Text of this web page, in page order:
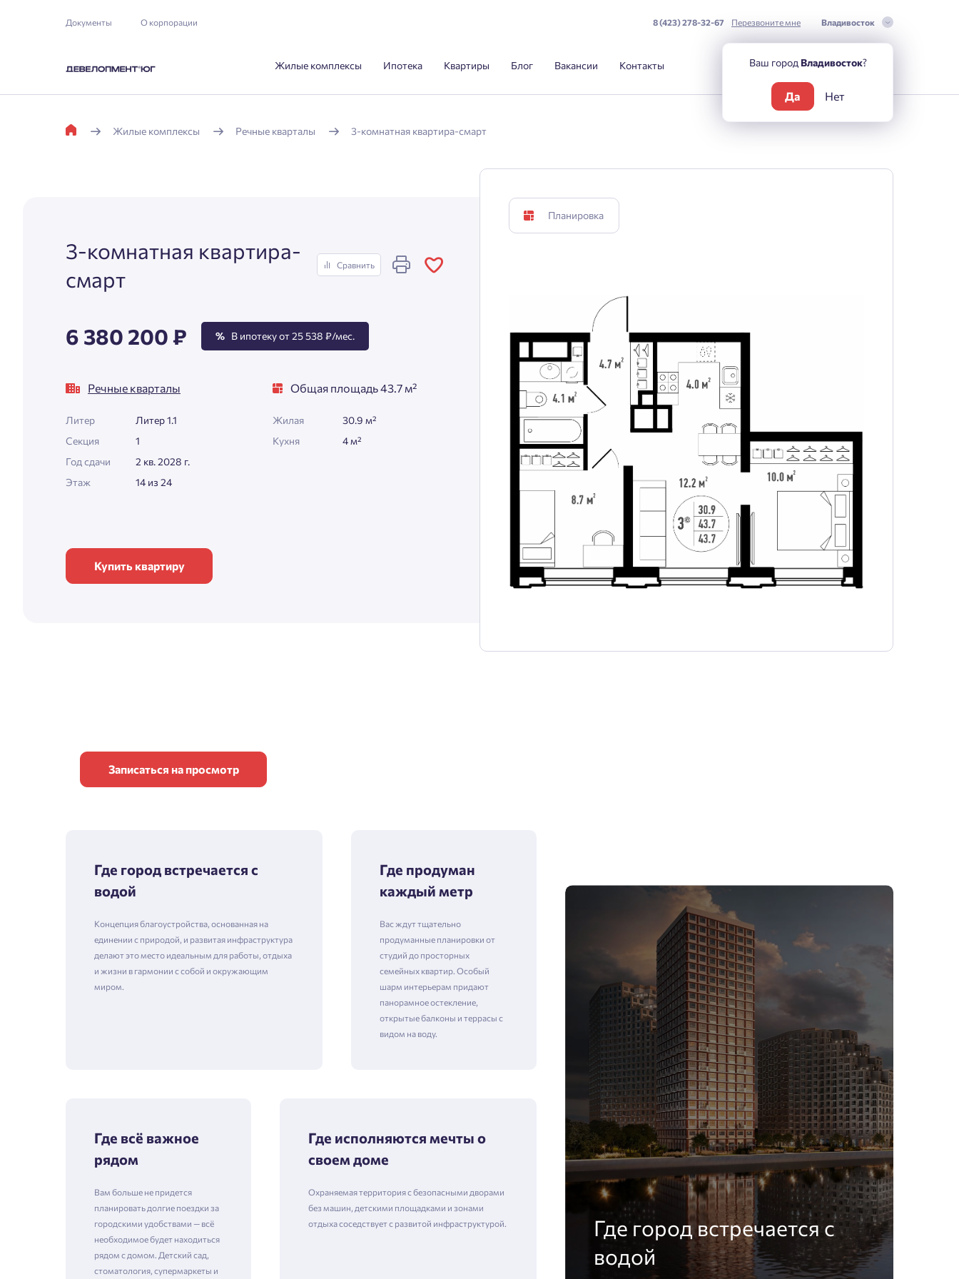
Документы О корпорации 8 (423) 278-32-67 Перезвоните мне Владивосток
Жилые комплексы Ипотека Квартиры Блог Вакансии Контакты
Жилые комплексы Речные кварталы 3-комнатная квартира-смарт
3-комнатная квартира-
смарт
Сравнить
6 380 200 ₽ % В ипотеку от 25 538 ₽/мес.
Речные кварталы
Литер
Литер 1.1
Секция
1
Год сдачи
2 кв. 2028 г.
Этаж
14 из 24
Общая площадь 43.7 м²
Жилая
30.9 м²
Кухня
4 м²
Купить квартиру
Планировка
Записаться на просмотр
Где город встречается с
водой
Концепция благоустройства, основанная на
единении с природой, и развитая инфраструктура
делают это место идеальным для работы, отдыха
и жизни в гармонии с собой и окружающим
миром.
Где продуман
каждый метр
Вас ждут тщательно
продуманные планировки от
студий до просторных
семейных квартир. Особый
шарм интерьерам придают
панорамное остекление,
открытые балконы и террасы с
видом на воду.
Где всё важное
рядом
Вам больше не придется
планировать долгие поездки за
городскими удобствами — всё
необходимое будет находиться
рядом с домом. Детский сад,
стоматология, супермаркеты и
Где исполняются мечты о
своем доме
Охраняемая территория с безопасными дворами
без машин, детскими площадками и зонами
отдыха соседствует с развитой инфраструктурой.
Где город встречается с
водой
Ваш город Владивосток?
Да Нет